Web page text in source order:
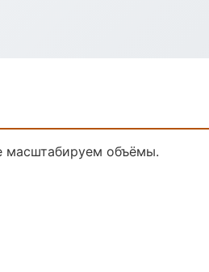
масштабируем объёмы.